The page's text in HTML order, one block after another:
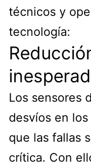
técnicos y
tecnología:
Los sensores
desvíos en
que las fallas
crítica. Con